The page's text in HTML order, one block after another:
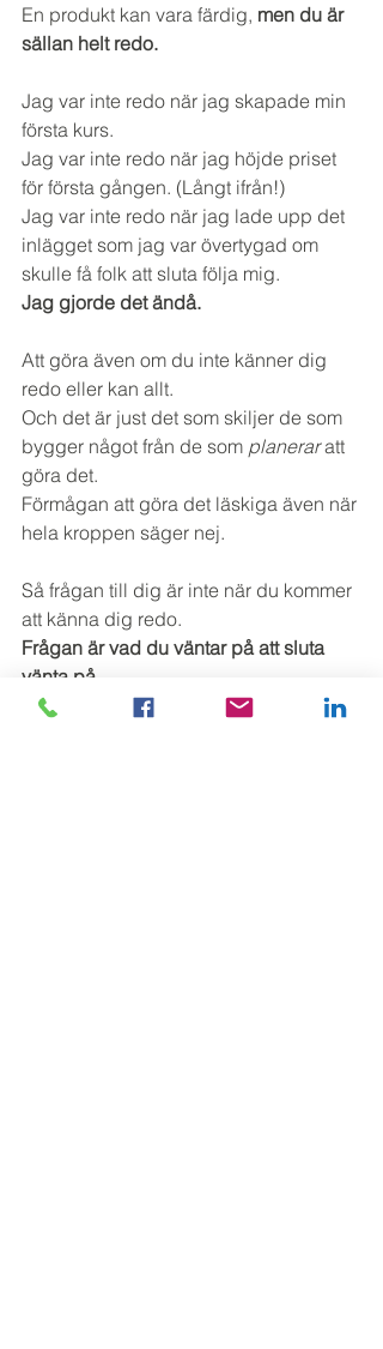
En produkt kan vara färdig, men du är
sällan helt redo.
Jag var inte redo när jag skapade min
första kurs.
Jag var inte redo när jag höjde priset
för första gången. (Långt ifrån!)
Jag var inte redo när jag lade upp det
inlägget som jag var övertygad om
skulle få folk att sluta följa mig.
Jag gjorde det ändå.
Att göra även om du inte känner dig
redo eller kan allt.
Och det är just det som skiljer de som
bygger något från de som planerar att
göra det.
Förmågan att göra det läskiga även när
hela kroppen säger nej.
Så frågan till dig är inte när du kommer
att känna dig redo.
Frågan är vad du väntar på att sluta
vänta på.